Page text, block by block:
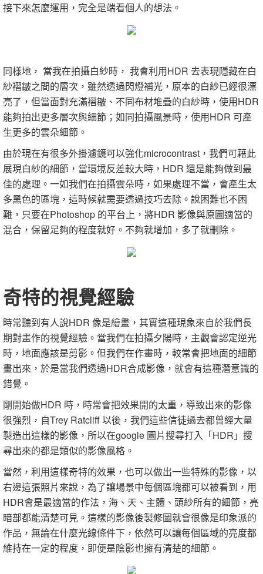
接下來怎麼運用，完全是端看個人的想法。
同樣地， 當我在拍攝白紗時， 我會利用HDR 去表現隱藏在白
紗褶皺之間的層次，雖然透過閃燈補光，原本的白紗已經很漂
亮了，但當面對充滿褶皺、不同布材堆疊的白紗時，使用HDR
能夠拍出更多層次與細節；如同拍攝風景時，使用HDR 可產
生更多的雲朵細節。
由於現在有很多外掛濾鏡可以強化microcontrast，我們可藉此
展現白紗的細節，當環境反差較大時，HDR 還是能夠做到最
佳的處理。一如我們在拍攝雲朵時，如果處理不當，會產生太
多黑色的區塊，這時候就需要透過技巧去除。說困難也不困
難，只要在Photoshop 的平台上，將HDR 影像與原圖適當的
混合，保留足夠的程度就好。不夠就增加，多了就刪除。
奇特的視覺經驗
時常聽到有人說HDR 像是繪畫，其實這種現象來自於我們長
期對畫作的視覺經驗。當我們在拍攝夕陽時，主觀會認定逆光
時，地面應該是剪影。但我們在作畫時，較常會把地面的細節
畫出來，於是當我們透過HDR合成影像，就會有這種潛意識的
錯覺。
剛開始做HDR 時，時常會把效果開的太重，導致出來的影像
很強烈，自Trey Ratcliff 以後，我們這些信徒過去都曾經大量
製造出這樣的影像，所以在google 圖片搜尋打入「HDR」搜
尋出來的都是類似的影像風格。
當然，利用這樣奇特的效果，也可以做出一些特殊的影像，以
右邊這張照片來說，為了讓場景中每個區塊都可以被看到，用
HDR會是最適當的作法，海、天、主體、頭紗所有的細節，亮
暗部都能清楚可見。這樣的影像後製修圖就會很像是印象派的
作品，無論在什麼光線條件下，依然可以讓每個區域的亮度都
維持在一定的程度，即便是陰影也擁有清楚的細節。